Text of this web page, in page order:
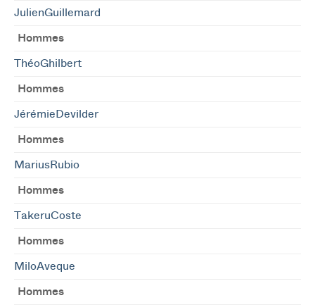
JulienGuillemard
Hommes
ThéoGhilbert
Hommes
JérémieDevilder
Hommes
MariusRubio
Hommes
TakeruCoste
Hommes
MiloAveque
Hommes